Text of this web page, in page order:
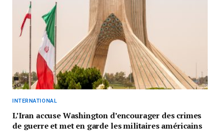
INTERNATIONAL
L’Iran accuse Washington d’encourager des crimes
de guerre et met en garde les militaires américains